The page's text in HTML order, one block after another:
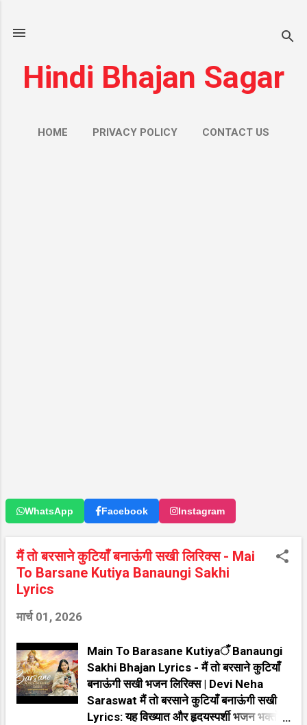
Hindi Bhajan Sagar
HOME PRIVACY POLICY CONTACT US
WhatsApp Facebook Instagram
मैं तो बरसाने कुटियाँ बनाऊंगी सखी लिरिक्स - Mai
To Barsane Kutiya Banaungi Sakhi
Lyrics
मार्च 01, 2026
Main To Barasane Kutiyaँ Banaungi
Sakhi Bhajan Lyrics - मैं तो बरसाने कुटियाँ
बनाऊंगी सखी भजन लिरिक्स | Devi Neha
Saraswat मैं तो बरसाने कुटियाँ बनाऊंगी सखी
Lyrics: यह विख्यात और हृदयस्पर्शी भजन भक्तों